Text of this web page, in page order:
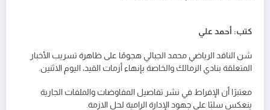
كتب: أحمد علي
شن الناقد الرياضي محمد الجبالي هجومًا على ظاهرة تسريب الأخبار
المتعلقة بنادي الزمالك والخاصة بإنهاء أزمات القيد، اليوم الاثنين.
معتبرًا أن الإفراط في نشر تفاصيل المفاوضات والملفات الجارية
ينعكس سلبًا على جهود الإدارة الرامية لحل الازمة.